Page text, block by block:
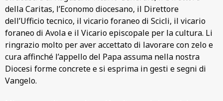
della Caritas, l’Economo diocesano, il Direttore
dell’Ufficio tecnico, il vicario foraneo di Scicli, il vicario
foraneo di Avola e il Vicario episcopale per la cultura. Li
ringrazio molto per aver accettato di lavorare con zelo e
cura affinché l’appello del Papa assuma nella nostra
Diocesi forme concrete e si esprima in gesti e segni di
Vangelo.